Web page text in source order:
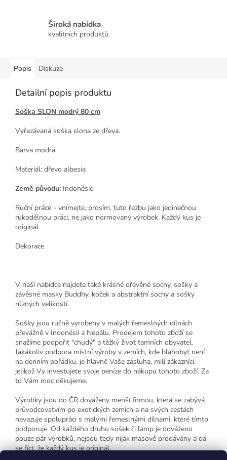
Široká nabídka
kvalitních produktů
Popis Diskuze
Detailní popis produktu
Soška SLON modrý 80 cm
Vyřezávaná soška slona ze dřeva.
Barva modrá
Materiál: dřevo albesia
Země původu: Indonésie
Ruční práce - vnímejte, prosím, tuto řezbu jako jedinečnou
rukodělnou práci, ne jako normovaný výrobek. Každý kus je
originál.
Dekorace
V naší nabídce najdete také krásné dřevěné sochy, sošky a
závěsné masky Buddhy, koček a abstraktní sochy a sošky
různých velikostí.
Sošky jsou ručně vyrobeny v malých řemeslných dílnách
převážně v Indonésii a Nepálu. Prodejem tohoto zboží se
snažíme podpořit "chudý" a těžký život tamních obyvatel.
Jakákoliv podpora místní výroby v zemích, kde blahobyt není
na denním pořádku, je hlavně Vaše zásluha, milí zákazníci,
jelikož Vy investujete svoje peníze do nákupu tohoto zboží. Za
to Vám moc děkujeme.
Výrobky jsou do ČR dováženy menší firmou, která se zabývá
průvodcovstvím po exotických zemích a na svých cestách
navazuje spolupráci s malými řemeslnými dílnami, které tímto
podporuje. Od každého druhu sošek či lamp je dováženo
pouze pár výrobků, nejsou tedy nijak masově prodávány a dá
se říct, že každý kus je originál.